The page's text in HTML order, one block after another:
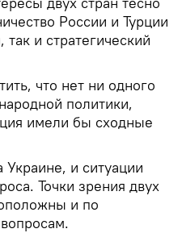
России и Турции
и стратегический
что нет ни одного
политики,
имели бы сходные
Украине, и ситуации
Точки зрения двух
и по